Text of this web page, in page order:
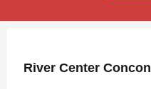
River Center Concon